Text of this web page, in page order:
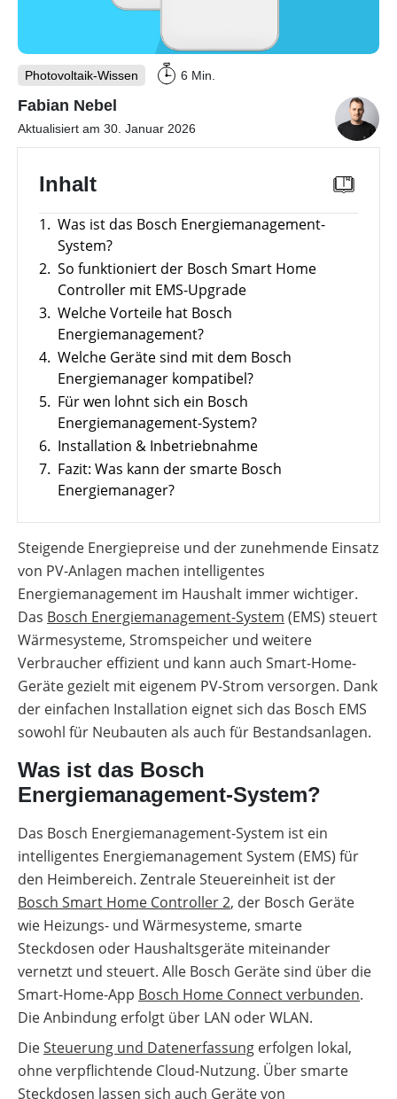
Webinare
mit
Herstellern
Förderübersicht
Alle
Werkzeuge
entdecken
Unabhängigkeitsrechner
Gewerbe-Wissen
Übersicht
Gewerbespeicher
Großprojekte
Werkzeuge
Übersicht
Gewerbespeicher-
Vergleich
Gewerbewechselrichter-
Vergleich
Förderungen
für
Gewerbe-
Werkzeuge
entdecken
Wärme-Wissen
Heizungs-
Wärmepumpen
Brauchwasser-
Wärmepumpen
Heizstäbe
Infrarotheizsysteme
Werkzeuge
Übersicht
Kataloge
Freigabelisten
Förderübersicht
Alle
Werkzeuge
entdecken
Wärmepumpen
Welt
Übersicht
Wärmepumpen
Komplettservice
PV-
Anlage
Wärmepumpe
planen
Faktoren
Wärmepumpen
Lohnt
eine
Luft-
Wasser-
Wärmepumpe
Voraussetzungen
Wirtschaftlichkeit
Übersicht
Themenbereiche
Ladestationen
Werkzeuge
Übersicht
Kataloge
Ladesäulen-
E-
Förderung
Alle
Werkzeuge
entdecken
News
Podcast
Werkzeuge
Übersicht
Unterstützung
deinen
Installateursalltag
Übersicht
Förderungen
Memodo-
Freigabelisten
Erfassungsbögen
Wallbox-
/
Ladesäulen-
Leitfaden
PV-
Auslegungstools
Unabhängigkeitsrechner
Online-Shop
Deutschland
Photovoltaik-Wissen
Aktualisiert am 30. Januar 2026
6 Min.
Fabian Nebel
Inhalt
1. Was ist das Bosch Energiemanagement-
System?
2. So funktioniert der Bosch Smart Home
Controller mit EMS-Upgrade
3. Welche Vorteile hat Bosch
Energiemanagement?
4. Welche Geräte sind mit dem Bosch
Energiemanager kompatibel?
5. Für wen lohnt sich ein Bosch
Energiemanagement-System?
6. Installation & Inbetriebnahme
7. Fazit: Was kann der smarte Bosch
Energiemanager?
Steigende Energiepreise und der zunehmende Einsatz
von PV-Anlagen machen intelligentes
Energiemanagement im Haushalt immer wichtiger.
Das Bosch Energiemanagement-System (EMS) steuert
Wärmesysteme, Stromspeicher und weitere
Verbraucher effizient und kann auch Smart-Home-
Geräte gezielt mit eigenem PV-Strom versorgen. Dank
der einfachen Installation eignet sich das Bosch EMS
sowohl für Neubauten als auch für Bestandsanlagen.
Was ist das Bosch
Energiemanagement-System?
Das Bosch Energiemanagement-System ist ein
intelligentes Energiemanagement System (EMS) für
den Heimbereich. Zentrale Steuereinheit ist der
Bosch Smart Home Controller 2, der Bosch Geräte
wie Heizungs- und Wärmesysteme, smarte
Steckdosen oder Haushaltsgeräte miteinander
vernetzt und steuert. Alle Bosch Geräte sind über die
Smart-Home-App Bosch Home Connect verbunden.
Die Anbindung erfolgt über LAN oder WLAN.
DieSteuerung und Datenerfassung erfolgen lokal,
ohne verpflichtende Cloud-Nutzung. Über smarte
Steckdosen lassen sich auch Geräte von